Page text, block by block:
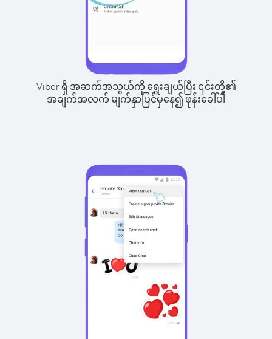
Viber ရှိ အဆက်အသွယ်ကို ရွေးချယ်ပြီး ၎င်းတို့၏
အချက်အလက် မျက်နှာပြင်မှနေ၍ ဖုန်းခေါ်ပါ